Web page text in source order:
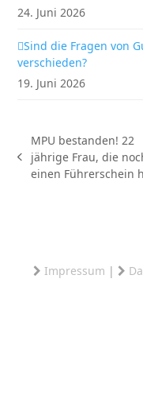
24. Juni 2026
Sind die Fragen von
verschieden?
19. Juni 2026
vorheriger
Beitrag:
MPU bestanden! 22
jährige Frau, die
einen Führerschein
Impressum |